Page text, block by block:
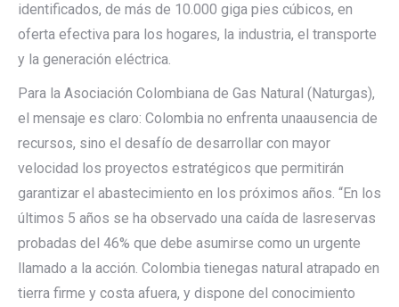
identificados, de más de 10.000 giga pies cúbicos, en
oferta efectiva para los hogares, la industria, el transporte
y la generación eléctrica.
Para la Asociación Colombiana de Gas Natural (Naturgas),
el mensaje es claro: Colombia no enfrenta unaausencia de
recursos, sino el desafío de desarrollar con mayor
velocidad los proyectos estratégicos que permitirán
garantizar el abastecimiento en los próximos años. “En los
últimos 5 años se ha observado una caída de lasreservas
probadas del 46% que debe asumirse como un urgente
llamado a la acción. Colombia tienegas natural atrapado en
tierra firme y costa afuera, y dispone del conocimiento